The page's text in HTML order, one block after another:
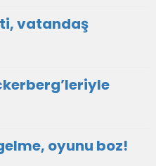
vatandaş
oyunu boz!